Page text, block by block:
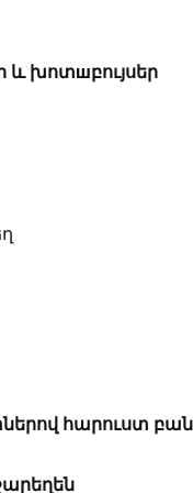
և խոտшբույսեր
հարուստ